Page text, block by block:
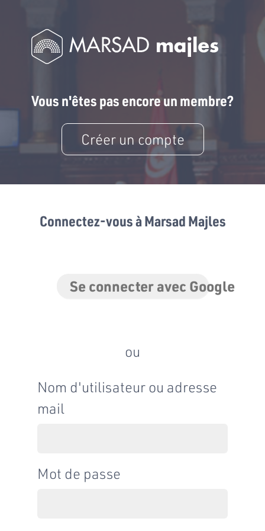
Vous n'êtes pas encore un membre?
Créer un compte
Connectez-vous à Marsad Majles
Se connecter avec Google
ou
Nom d'utilisateur ou adresse
mail
Mot de passe